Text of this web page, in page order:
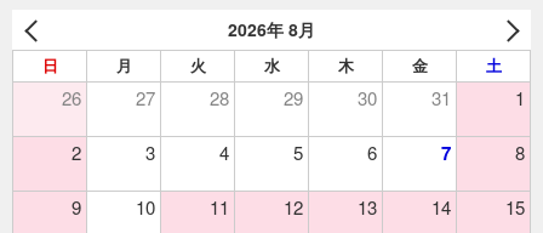
2026年 8月
日 月 火 水 木 金 土
26 27 28 29 30 31 1
2 3 4 5 6 7 8
9 10 11 12 13 14 15